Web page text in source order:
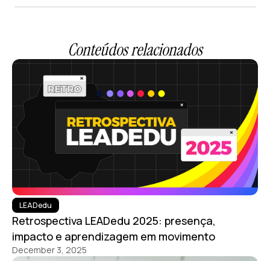
Conteúdos relacionados
LEADedu
Retrospectiva LEADedu 2025: presença,
impacto e aprendizagem em movimento
December 3, 2025